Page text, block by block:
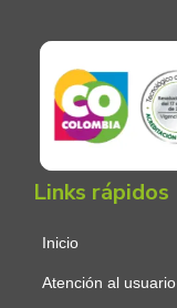
Links rápidos
Inicio
Atención al usuario